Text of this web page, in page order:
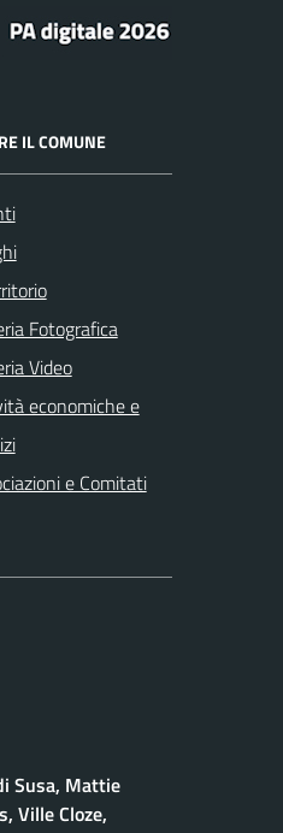
IL COMUNE
Fotografica
Video
economiche e
e Comitati
Susa, Mattie
Ville Cloze,